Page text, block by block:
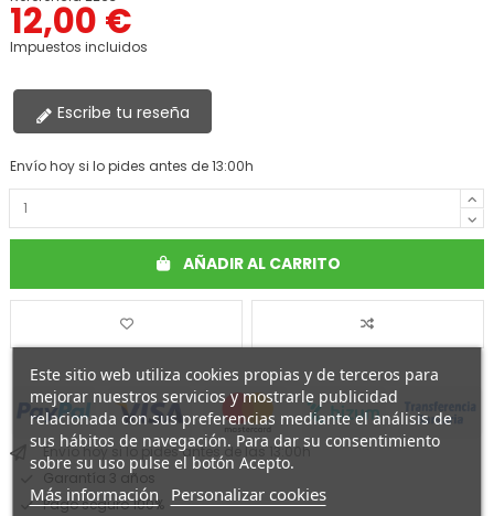
12,00 €
Impuestos incluidos
Escribe tu reseña
Envío hoy si lo pides antes de 13:00h
AÑADIR AL CARRITO
Envío hoy si lo pides antes de las 13:00h
Garantía 3 años
Pago seguro 100%
Este sitio web utiliza cookies propias y de terceros para
mejorar nuestros servicios y mostrarle publicidad
relacionada con sus preferencias mediante el análisis de
sus hábitos de navegación. Para dar su consentimiento
sobre su uso pulse el botón Acepto.
Más información Personalizar cookies